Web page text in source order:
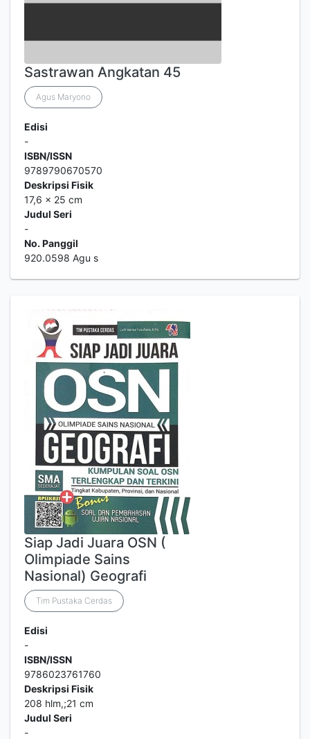
Sastrawan Angkatan 45
Agus Maryono
Edisi
-
ISBN/ISSN
9789790670570
Deskripsi Fisik
17,6 x 25 cm
Judul Seri
-
No. Panggil
920.0598 Agu s
Siap Jadi Juara OSN (
Olimpiade Sains
Nasional) Geografi
Tim Pustaka Cerdas
Edisi
-
ISBN/ISSN
9786023761760
Deskripsi Fisik
208 hlm,;21 cm
Judul Seri
-